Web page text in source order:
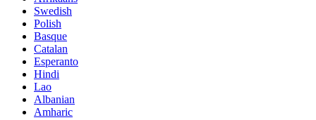
Swedish
Polish
Basque
Catalan
Esperanto
Hindi
Lao
Albanian
Amharic